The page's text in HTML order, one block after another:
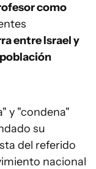
como
entre Israel y
y "condena"
su
del referido
nacional